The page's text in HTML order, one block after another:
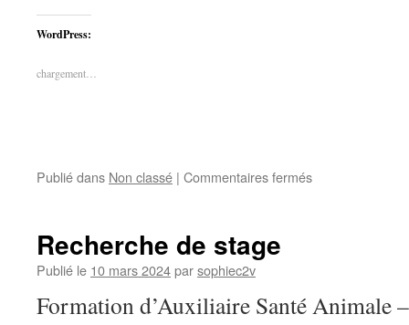
sur
dans
fenêtre)
WordPress:
chargement…
Publié dans Non classé | Commentaires ferméssur
Recherche de stage
Publié le 10 mars 2024parsophiec2v
Formation d’Auxiliaire Santé Animale